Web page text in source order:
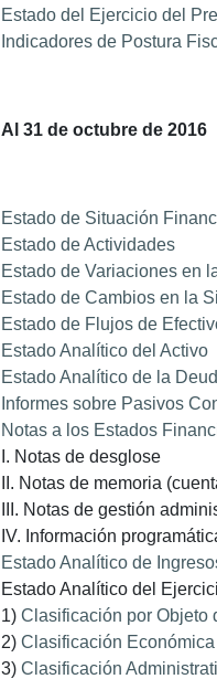
Estado del Ejercicio del
Indicadores de Postura
Al 31 de octubre de 2016
Estado de Situación
Estado de Actividades
Estado de Variaciones en
Estado de Cambios en la
Estado de Flujos de
Estado Analítico del Activo
Estado Analítico de la
Informes sobre Pasivos
Notas a los Estados
I. Notas de desglose
II. Notas de memoria
III. Notas de gestión
IV. Información
Estado Analítico de
Estado Analítico del
1) Clasificación por Objeto
2) Clasificación Económica
3) Clasificación